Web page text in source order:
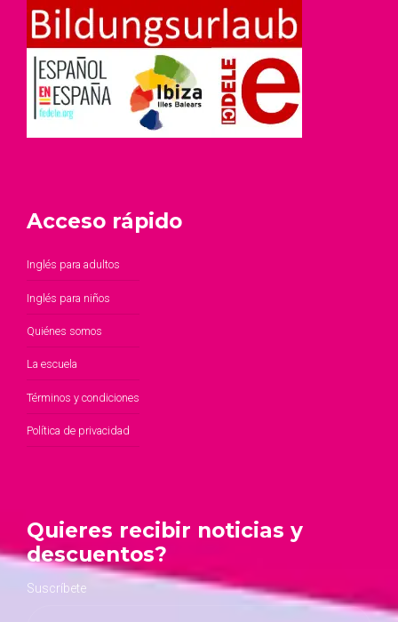
Acceso rápido
Inglés para adultos
Inglés para niños
Quiénes somos
La escuela
Términos y condiciones
Política de privacidad
Quieres recibir noticias y
descuentos?
Suscríbete